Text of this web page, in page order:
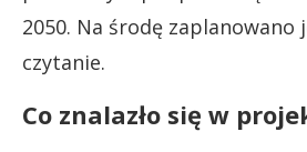
2050. Na środę zaplanowano
czytanie.
Co znalazło się w